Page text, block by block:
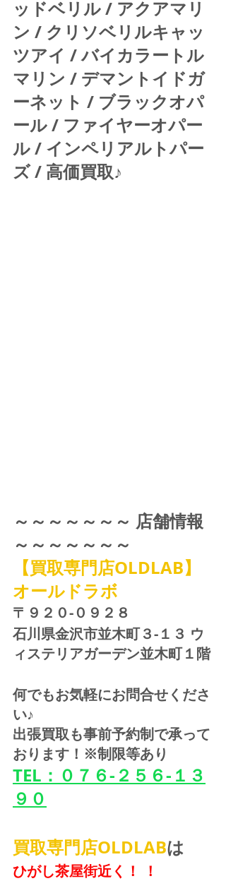
ッドベリル / アクアマリ
ン / クリソベリルキャッ
ツアイ / バイカラートル
マリン / デマントイドガ
ーネット / ブラックオパ
ール / ファイヤーオパー
ル / インペリアルトパー
ズ / 高価買取♪
～～～～～～～ 店舗情報
～～～～～～～
【買取専門店OLDLAB】
オールドラボ
〒９２０-０９２８
石川県金沢市並木町３-１３ ウ
ィステリアガーデン並木町１階
何でもお気軽にお問合せくださ
い♪
出張買取も事前予約制で承って
おります！※制限等あり
TEL：０７６-２５６-１３
９０
買取専門店OLDLABは
ひがし茶屋街近く！ ！